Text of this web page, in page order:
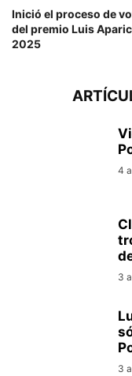
Inició el proceso de
del premio Luis
2025
4
3
3